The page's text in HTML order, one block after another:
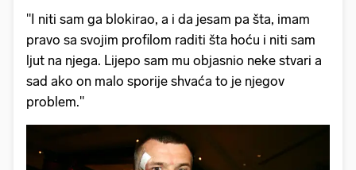
"I niti sam ga blokirao, a i da jesam pa šta, imam
pravo sa svojim profilom raditi šta hoću i niti sam
ljut na njega. Lijepo sam mu objasnio neke stvari a
sad ako on malo sporije shvaća to je njegov
problem."